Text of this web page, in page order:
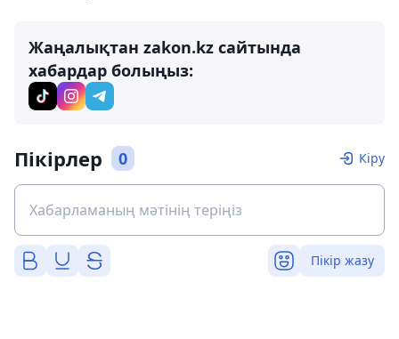
Жаңалықтан zakon.kz сайтында
хабардар болыңыз:
Пікірлер 0 Кіру
Пікір жазу